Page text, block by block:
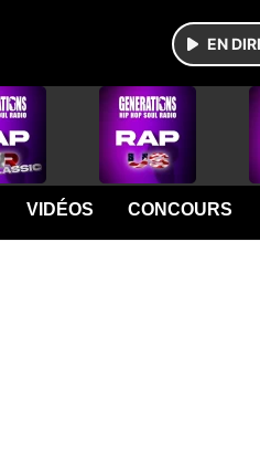
EN
VIDÉOS CONCOURS